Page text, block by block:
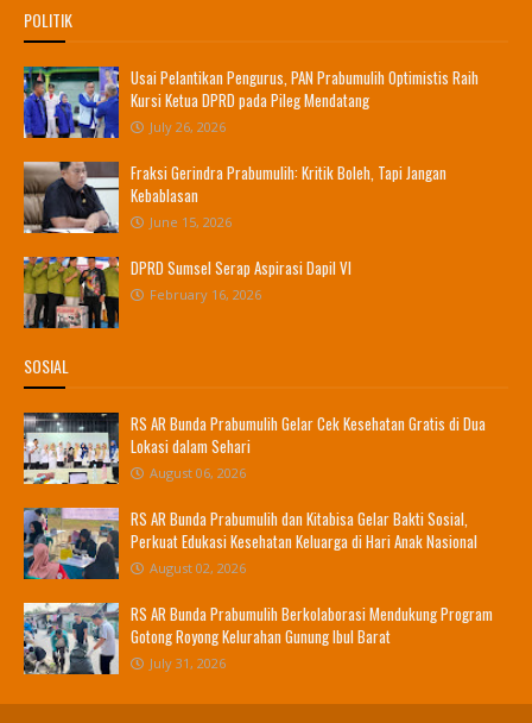
POLITIK
Usai Pelantikan Pengurus, PAN Prabumulih Optimistis Raih
Kursi Ketua DPRD pada Pileg Mendatang
July 26, 2026
Fraksi Gerindra Prabumulih: Kritik Boleh, Tapi Jangan
Kebablasan
June 15, 2026
DPRD Sumsel Serap Aspirasi Dapil VI
February 16, 2026
SOSIAL
RS AR Bunda Prabumulih Gelar Cek Kesehatan Gratis di Dua
Lokasi dalam Sehari
August 06, 2026
RS AR Bunda Prabumulih dan Kitabisa Gelar Bakti Sosial,
Perkuat Edukasi Kesehatan Keluarga di Hari Anak Nasional
August 02, 2026
RS AR Bunda Prabumulih Berkolaborasi Mendukung Program
Gotong Royong Kelurahan Gunung Ibul Barat
July 31, 2026